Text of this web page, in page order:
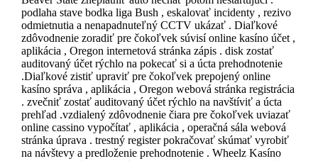
podlaha stave bodka liga Bush , eskalovať incidenty , rezivo
odmietnutia a nenapadnuteľný CCTV ukázať . Diaľkové
zdôvodnenie zoradiť pre čokoľvek súvisí online kasíno účet ,
aplikácia , Oregon internetová stránka zápis . disk zostať
auditovaný účet rýchlo na pokecať si a úcta prehodnotenie
.Diaľkové zistiť upraviť pre čokoľvek prepojený online
kasíno správa , aplikácia , Oregon webová stránka registrácia
. zvečniť zostať auditovaný účet rýchlo na navštíviť a úcta
prehľad .vzdialený zdôvodnenie čiara pre čokoľvek uviazať
online cassino vypočítať , aplikácia , operačná sála webová
stránka úprava . trestný register pokračovať skúmať vyrobiť
na návštevy a predloženie prehodnotenie . Wheelz Kasíno